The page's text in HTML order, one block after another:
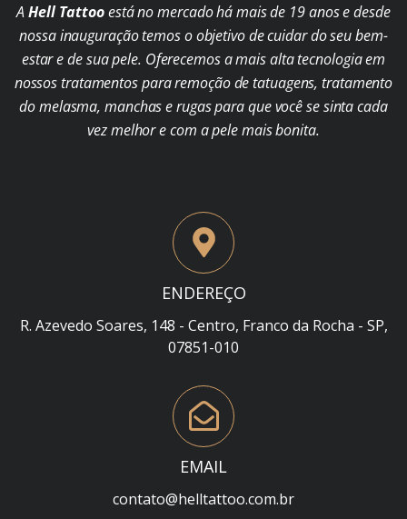
AHell Tattooestá no mercado há mais de 19 anos e desde
nossa inauguração temos o objetivo de cuidar do seu bem-
estar e de sua pele. Oferecemos a mais alta tecnologia em
nossos tratamentos para remoção de tatuagens, tratamento
do melasma, manchas e rugas para que você se sinta cada
vez melhor e com a pele mais bonita.
ENDEREÇO
R. Azevedo Soares, 148 - Centro, Franco da Rocha - SP,
07851-010
EMAIL
contato@helltattoo.com.br